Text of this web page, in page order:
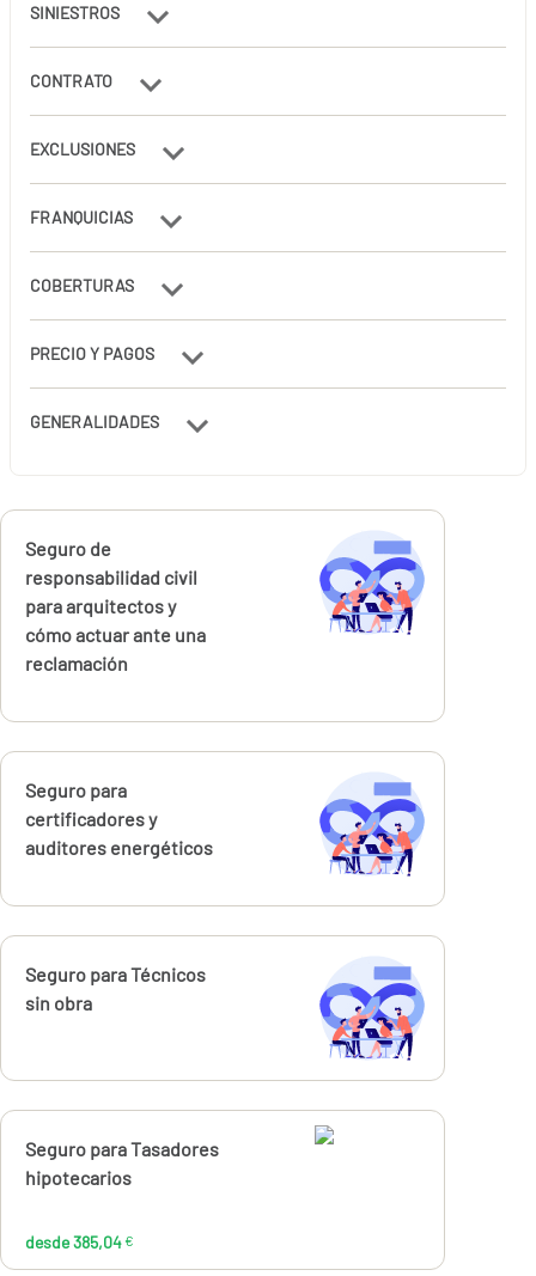
SINIESTROS
CONTRATO
EXCLUSIONES
FRANQUICIAS
COBERTURAS
PRECIO Y PAGOS
GENERALIDADES
Calcúlalo ahora
Seguro de
responsabilidad civil
para arquitectos y
cómo actuar ante una
reclamación
Calcúlalo ahora
Seguro para
certificadores y
auditores energéticos
Calcúlalo ahora
Seguro para Técnicos
sin obra
Calcúlalo ahora
Seguro para Tasadores
hipotecarios
desde 385,04 €